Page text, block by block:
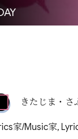
きたじま・さ
家/Music家,